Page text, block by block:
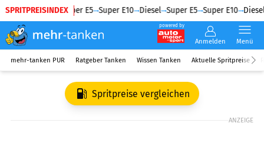
SPRITPREISINDEX
Diesel Super E5 Super E10 Diesel Super E5 Super E10 Diesel
powered by
Anmelden Menü
mehr-tanken PUR Ratgeber Tanken Wissen Tanken Aktuelle Spritpreise
Spritpreise vergleichen
ANZEIGE